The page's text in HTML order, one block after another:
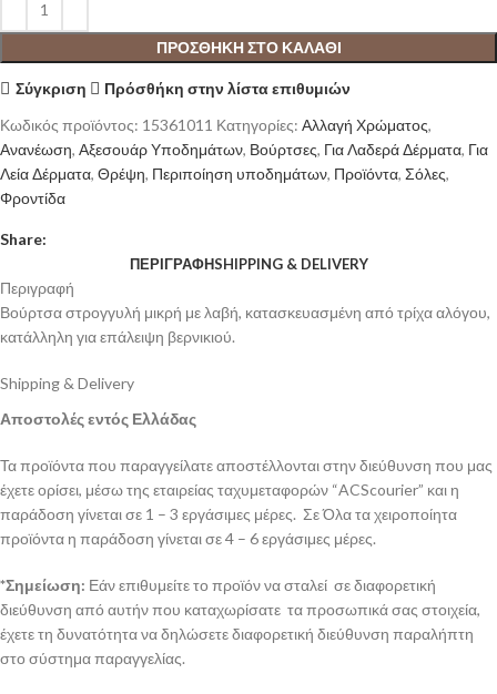
ΠΡΟΣΘΉΚΗ ΣΤΟ ΚΑΛΆΘΙ
Σύγκριση
Πρόσθήκη στην λίστα επιθυμιών
Κωδικός προϊόντος: 15361011 Κατηγορίες: Αλλαγή Χρώματος,
Ανανέωση, Αξεσουάρ Υποδημάτων, Βούρτσες, Για Λαδερά Δέρματα, Για
Λεία Δέρματα, Θρέψη, Περιποίηση υποδημάτων, Προϊόντα, Σόλες,
Φροντίδα
Share:
ΠΕΡΙΓΡΑΦΉSHIPPING & DELIVERY
Περιγραφή
Βούρτσα στρογγυλή μικρή με λαβή, κατασκευασμένη από τρίχα αλόγου,
κατάλληλη για επάλειψη βερνικιού.
Shipping & Delivery
Αποστολές εντός Ελλάδας
Τα προϊόντα που παραγγείλατε αποστέλλονται στην διεύθυνση που μας
έχετε ορίσει, μέσω της εταιρείας ταχυμεταφορών “ACScourier” και η
παράδοση γίνεται σε 1 – 3 εργάσιμες μέρες. Σε Όλα τα χειροποίητα
προϊόντα η παράδοση γίνεται σε 4 – 6 εργάσιμες μέρες.
*Σημείωση: Εάν επιθυμείτε το προϊόν να σταλεί σε διαφορετική
διεύθυνση από αυτήν που καταχωρίσατε τα προσωπικά σας στοιχεία,
έχετε τη δυνατότητα να δηλώσετε διαφορετική διεύθυνση παραλήπτη
στο σύστημα παραγγελίας.